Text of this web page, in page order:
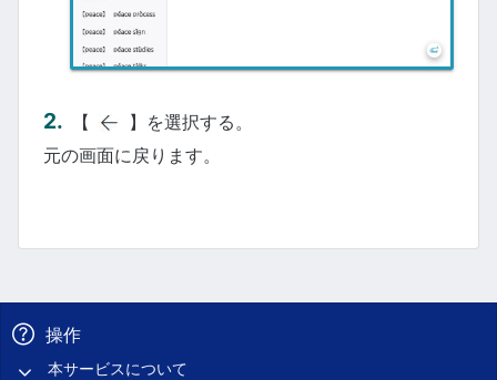
【
】を選択する。
元の画面に戻ります。
操作
本サービスについて